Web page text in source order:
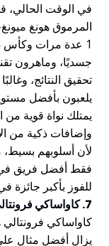
في الوقت الحالي،
المرموق هونغ
جسديًا، وماهرون
تحقيق النتائج،
يلعبون بأفضل
يمتلك نواة قوية من
وإضافات ذكية من
فقط أفضل فريق في
للفوز بأكبر جائزة
7. كاواساكي فرونتالي (دوري J1)
كاواساكي فرونتالي
يزال أفضل مثال